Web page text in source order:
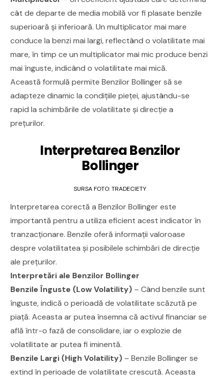
cât de departe de media mobilă vor fi plasate benzile
superioară și inferioară. Un multiplicator mai mare
conduce la benzi mai largi, reflectând o volatilitate mai
mare, în timp ce un multiplicator mai mic produce benzi
mai înguste, indicând o volatilitate mai mică.
Această formulă permite Benzilor Bollinger să se
adapteze dinamic la condițiile pieței, ajustându-se
rapid la schimbările de volatilitate și direcție a
prețurilor.
Interpretarea Benzilor
Bollinger
SURSA FOTO: TRADECIETY
Interpretarea corectă a Benzilor Bollinger este
importantă pentru a utiliza eficient acest indicator în
tranzacționare. Benzile oferă informații valoroase
despre volatilitatea și posibilele schimbări de direcție
ale prețurilor.
Interpretări ale Benzilor Bollinger
Benzile Înguste (Low Volatility) – Când benzile sunt
înguste, indică o perioadă de volatilitate scăzută pe
piață. Aceasta ar putea însemna că activul financiar se
află într-o fază de consolidare, iar o explozie de
volatilitate ar putea fi iminentă.
Benzile Largi (High Volatility) – Benzile Bollinger se
extind în perioade de volatilitate crescută. Aceasta